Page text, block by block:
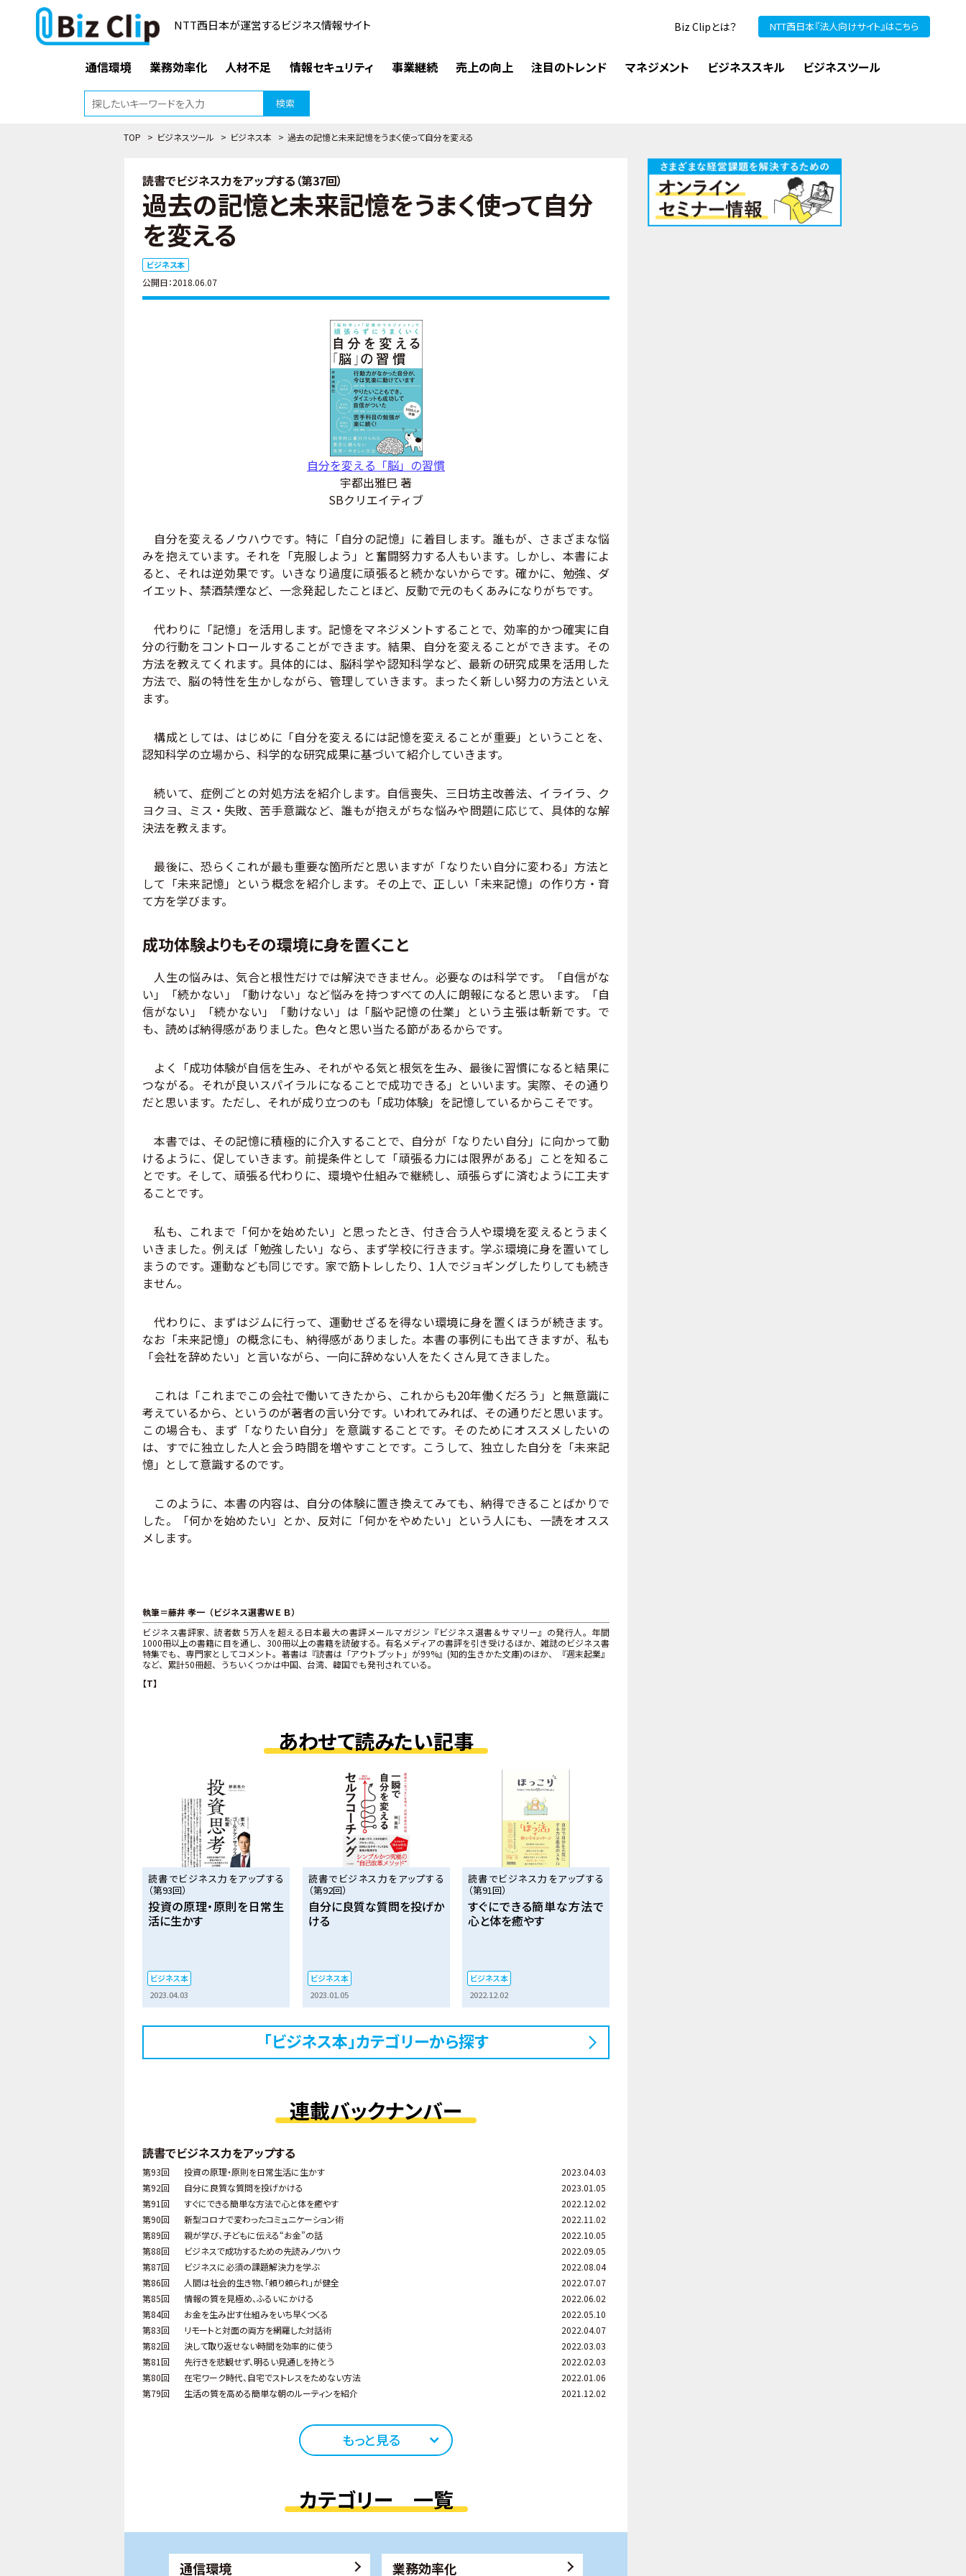
NTT西日本が運営するビジネス情報サイト Biz Clipとは？ NTT西日本『法人向けサイト』はこちら
通信環境 業務効率化 人材不足 情報セキュリティ 事業継続 売上の向上 注目のトレンド マネジメント ビジネススキル ビジネスツール
検索
TOP > ビジネスツール > ビジネス本 > 過去の記憶と未来記憶をうまく使って自分を変える
読書でビジネス力をアップする（第37回）
過去の記憶と未来記憶をうまく使って自分
を変える
ビジネス本
公開日：2018.06.07
自分を変える「脳」の習慣
宇都出雅巳 著
SBクリエイティブ
自分を変えるノウハウです。特に「自分の記憶」に着目します。誰もが、さまざまな悩
みを抱えています。それを「克服しよう」と奮闘努力する人もいます。しかし、本書によ
ると、それは逆効果です。いきなり過度に頑張ると続かないからです。確かに、勉強、ダ
イエット、禁酒禁煙など、一念発起したことほど、反動で元のもくあみになりがちです。
代わりに「記憶」を活用します。記憶をマネジメントすることで、効率的かつ確実に自
分の行動をコントロールすることができます。結果、自分を変えることができます。その
方法を教えてくれます。具体的には、脳科学や認知科学など、最新の研究成果を活用した
方法で、脳の特性を生かしながら、管理していきます。まったく新しい努力の方法といえ
ます。
構成としては、はじめに「自分を変えるには記憶を変えることが重要」ということを、
認知科学の立場から、科学的な研究成果に基づいて紹介していきます。
続いて、症例ごとの対処方法を紹介します。自信喪失、三日坊主改善法、イライラ、ク
ヨクヨ、ミス・失敗、苦手意識など、誰もが抱えがちな悩みや問題に応じて、具体的な解
決法を教えます。
最後に、恐らくこれが最も重要な箇所だと思いますが「なりたい自分に変わる」方法と
して「未来記憶」という概念を紹介します。その上で、正しい「未来記憶」の作り方・育
て方を学びます。
成功体験よりもその環境に身を置くこと
人生の悩みは、気合と根性だけでは解決できません。必要なのは科学です。「自信がな
い」「続かない」「動けない」など悩みを持つすべての人に朗報になると思います。「自
信がない」「続かない」「動けない」は「脳や記憶の仕業」という主張は斬新です。で
も、読めば納得感がありました。色々と思い当たる節があるからです。
よく「成功体験が自信を生み、それがやる気と根気を生み、最後に習慣になると結果に
つながる。それが良いスパイラルになることで成功できる」といいます。実際、その通り
だと思います。ただし、それが成り立つのも「成功体験」を記憶しているからこそです。
本書では、その記憶に積極的に介入することで、自分が「なりたい自分」に向かって動
けるように、促していきます。前提条件として「頑張る力には限界がある」ことを知るこ
とです。そして、頑張る代わりに、環境や仕組みで継続し、頑張らずに済むように工夫す
ることです。
私も、これまで「何かを始めたい」と思ったとき、付き合う人や環境を変えるとうまく
いきました。例えば「勉強したい」なら、まず学校に行きます。学ぶ環境に身を置いてし
まうのです。運動なども同じです。家で筋トレしたり、1人でジョギングしたりしても続き
ません。
代わりに、まずはジムに行って、運動せざるを得ない環境に身を置くほうが続きます。
なお「未来記憶」の概念にも、納得感がありました。本書の事例にも出てきますが、私も
「会社を辞めたい」と言いながら、一向に辞めない人をたくさん見てきました。
これは「これまでこの会社で働いてきたから、これからも20年働くだろう」と無意識に
考えているから、というのが著者の言い分です。いわれてみれば、その通りだと思います。
この場合も、まず「なりたい自分」を意識することです。そのためにオススメしたいの
は、すでに独立した人と会う時間を増やすことです。こうして、独立した自分を「未来記
憶」として意識するのです。
このように、本書の内容は、自分の体験に置き換えてみても、納得できることばかりで
した。「何かを始めたい」とか、反対に「何かをやめたい」という人にも、一読をオスス
メします。
執筆＝藤井 孝一（ビジネス選書ＷＥＢ）
ビジネス書評家、読者数５万人を超える日本最大の書評メールマガジン『ビジネス選書＆サマリー』の発行人。年間
1000冊以上の書籍に目を通し、300冊以上の書籍を読破する。有名メディアの書評を引き受けるほか、雑誌のビジネス書
特集でも、専門家としてコメント。著書は『読書は「アウトプット」が99%』(知的生きかた文庫)のほか、『週末起業』
など、累計50冊超、うちいくつかは中国、台湾、韓国でも発刊されている。
【T】
あわせて読みたい記事
読書でビジネス力をアップする
（第93回）
投資の原理・原則を日常生
活に生かす
ビジネス本
2023.04.03
読書でビジネス力をアップする
（第92回）
自分に良質な質問を投げか
ける
ビジネス本
2023.01.05
読書でビジネス力をアップする
（第91回）
すぐにできる簡単な方法で
心と体を癒やす
ビジネス本
2022.12.02
「ビジネス本」カテゴリーから探す
連載バックナンバー
読書でビジネス力をアップする
第93回 投資の原理・原則を日常生活に生かす
2023.04.03
第92回
自分に良質な質問を投げかける
2023.01.05
第91回
すぐにできる簡単な方法で心と体を癒やす
2022.12.02
第90回
新型コロナで変わったコミュニケーション術
2022.11.02
第89回
親が学び、子どもに伝える“お金”の話
2022.10.05
第88回
ビジネスで成功するための先読みノウハウ
2022.09.05
第87回
ビジネスに必須の課題解決力を学ぶ
2022.08.04
第86回
人間は社会的生き物、「頼り頼られ」が健全
2022.07.07
第85回
情報の質を見極め、ふるいにかける
2022.06.02
第84回
お金を生み出す仕組みをいち早くつくる
2022.05.10
第83回
リモートと対面の両方を網羅した対話術
2022.04.07
第82回
決して取り返せない時間を効率的に使う
2022.03.03
第81回
先行きを悲観せず、明るい見通しを持とう
2022.02.03
第80回
在宅ワーク時代、自宅でストレスをためない方法
2022.01.06
第79回
生活の質を高める簡単な朝のルーティンを紹介 2021.12.02
もっと見る
カテゴリー 一覧
通信環境 業務効率化